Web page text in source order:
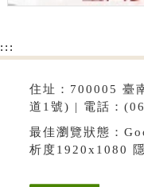
:::
住址：700005 臺
道1號) | 電話：
最佳瀏覽狀態：
析度1920x1080